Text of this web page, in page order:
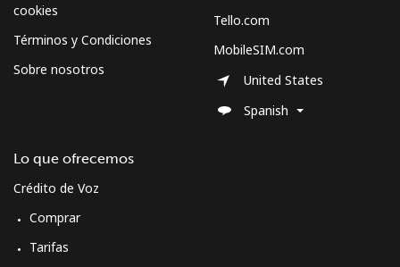
cookies
Términos y Condiciones
Sobre nosotros
Lo que ofrecemos
Crédito de Voz
Comprar
Tarifas
Tello.com
MobileSIM.com
United States
Spanish